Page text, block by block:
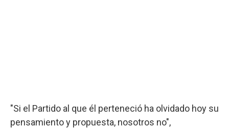
"Si el Partido al que él perteneció ha olvidado hoy su
pensamiento y propuesta, nosotros no",